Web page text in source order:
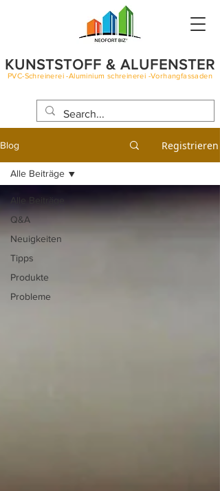
KUNSTSTOFF & ALUFENSTER
PVC-Schreinerei -Aluminium schreinerei -Vorhangfassaden
Blog Registrieren
Alle Beiträge
Q&A
Neuigkeiten
Tipps
Produkte
Probleme
Alle Beiträge